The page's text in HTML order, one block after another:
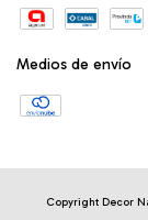
Medios de envío
Copyright Decor